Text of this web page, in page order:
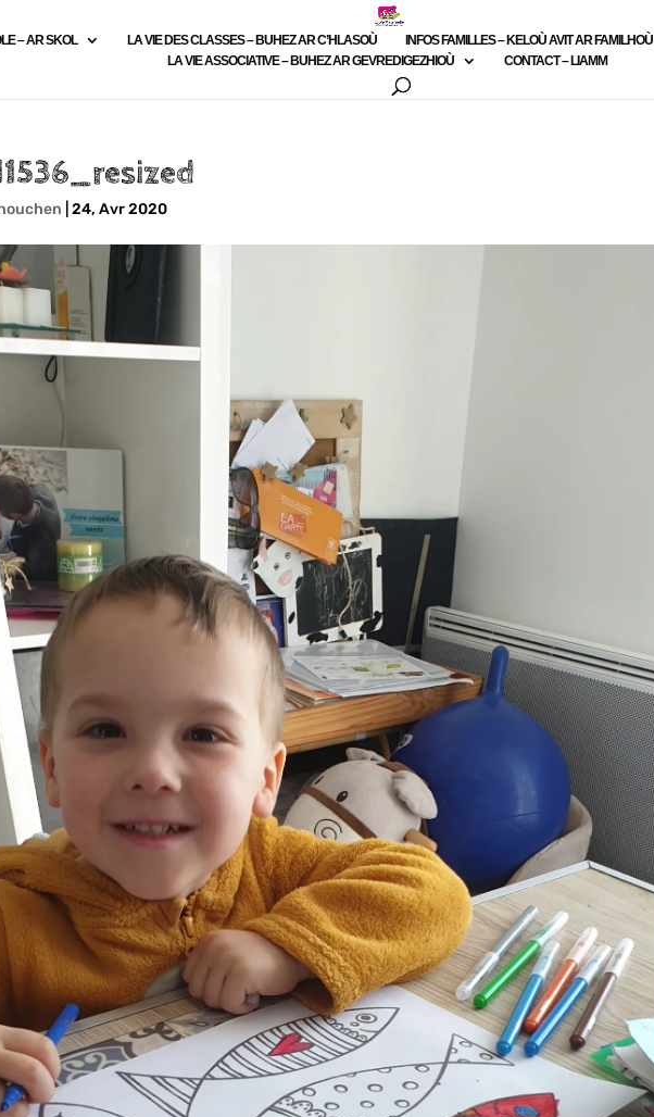
– AR SKOL LA VIE DES CLASSES – BUHEZ AR C’HLASOÙ INFOS FAMILLES – KELOÙ AVIT AR FAMILHOÙ
LA VIE ASSOCIATIVE – BUHEZ AR GEVREDIGEZHIOÙ
CONTACT – LIAMM
|24, Avr 2020